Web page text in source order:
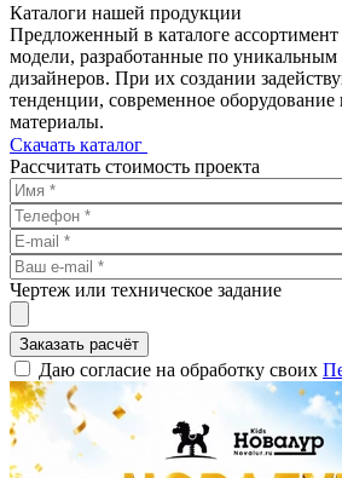
Каталоги нашей продукции
Предложенный в каталоге
модели, разработанные по
дизайнеров. При их создании
тенденции, современное оборудование
материалы.
Скачать каталог
Рассчитать стоимость проекта
Чертеж или техническое задание
Заказать расчёт
Даю согласие на обработку своих